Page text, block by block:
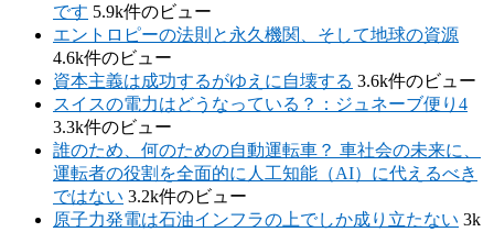
です 5.9k件のビュー
エントロピーの法則と永久機関、そして地球の資源
4.6k件のビュー
資本主義は成功するがゆえに自壊する 3.6k件のビュー
スイスの電力はどうなっている？：ジュネーブ便り4
3.3k件のビュー
誰のため、何のための自動運転車？ 車社会の未来に、
運転者の役割を全面的に人工知能（AI）に代えるべき
ではない 3.2k件のビュー
原子力発電は石油インフラの上でしか成り立たない 3k